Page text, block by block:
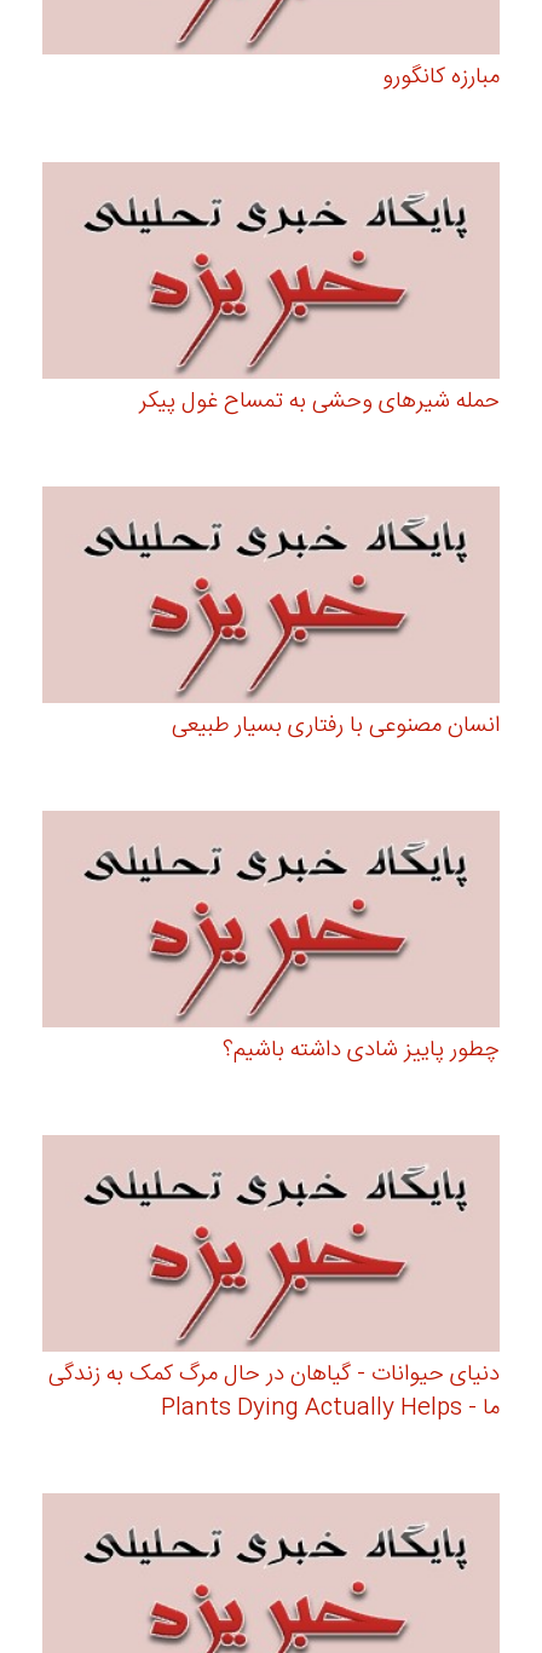
مبارزه کانگورو
حمله شیرهای وحشی به تمساح غول پیکر
انسان مصنوعی با رفتاری بسیار طبیعی
چطور پاییز شادی داشته باشیم؟
دنیای حیوانات - گیاهان در حال مرگ کمک به زندگی
ما - Plants Dying Actually Helps